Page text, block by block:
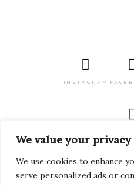
We value your privacy
We use cookies to enhance
serve personalized ads or
INSTAGRAM